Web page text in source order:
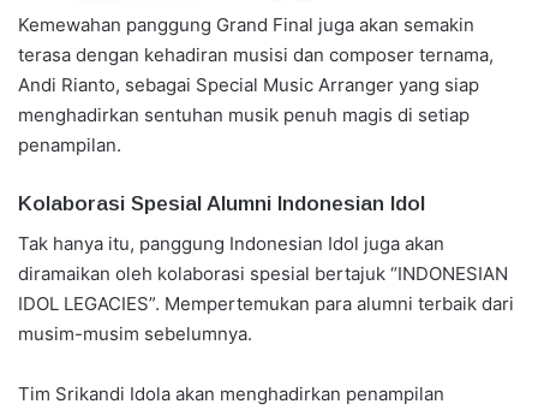
Kemewahan panggung Grand Final juga akan semakin
terasa dengan kehadiran musisi dan composer ternama,
Andi Rianto, sebagai Special Music Arranger yang siap
menghadirkan sentuhan musik penuh magis di setiap
penampilan.
Kolaborasi Spesial Alumni Indonesian Idol
Tak hanya itu, panggung Indonesian Idol juga akan
diramaikan oleh kolaborasi spesial bertajuk “INDONESIAN
IDOL LEGACIES”. Mempertemukan para alumni terbaik dari
musim-musim sebelumnya.
Tim Srikandi Idola akan menghadirkan penampilan